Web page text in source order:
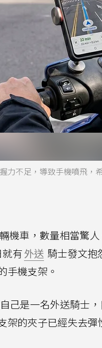
力不足，導致手機噴飛，
機車，數量相當驚
就有外送 騎士發文抱
手機支架。
自己是一名外送騎士
架的夾子已經失去